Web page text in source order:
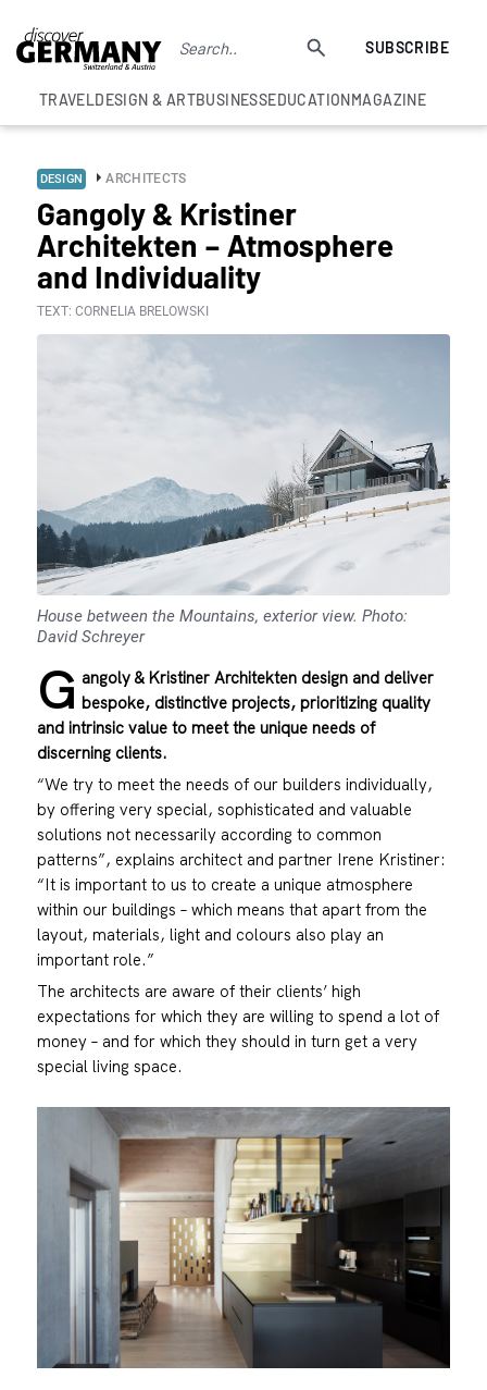
SUBSCRIBE
TRAVELDESIGN & ARTBUSINESSEDUCATIONMAGAZINE
DESIGN ARCHITECTS
Gangoly & Kristiner
Architekten – Atmosphere
and Individuality
TEXT: CORNELIA BRELOWSKI
House between the Mountains, exterior view. Photo:
David Schreyer
G angoly & Kristiner Architekten design and deliver
bespoke, distinctive projects, prioritizing quality
and intrinsic value to meet the unique needs of
discerning clients.
“We try to meet the needs of our builders individually,
by offering very special, sophisticated and valuable
solutions not necessarily according to common
patterns”, explains architect and partner Irene Kristiner:
“It is important to us to create a unique atmosphere
within our buildings – which means that apart from the
layout, materials, light and colours also play an
important role.”
The architects are aware of their clients’ high
expectations for which they are willing to spend a lot of
money – and for which they should in turn get a very
special living space.